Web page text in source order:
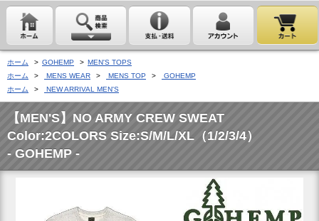
ホーム > GOHEMP > MEN'S TOPS
ホーム
> MENS WEAR > MENS TOP >
GOHEMP
ホーム
> NEW ARRIVAL MEN'S
【MEN'S】NO ARMY CREW SWEAT
Color:2COLORS Size:S/M/L/XL（1/2/3/4）
- GOHEMP -